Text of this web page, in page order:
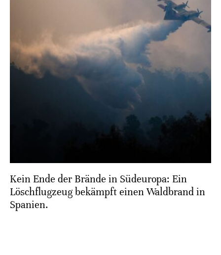
Kein Ende der Brände in Südeuropa: Ein
Löschflugzeug bekämpft einen Waldbrand in
Spanien.